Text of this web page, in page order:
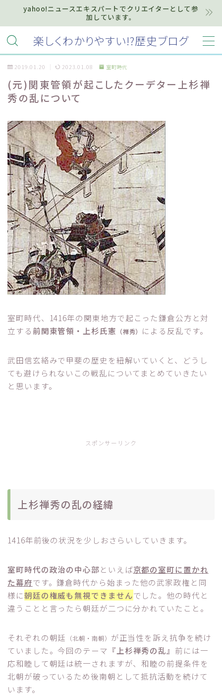
yahoo!ニュースエキスパートでクリエイターとして参
加しています。
楽しくわかりやすい!?歴史ブログ
MENU
ホーム
プライバシーポリシー
お知らせ『インフォメーション』
質問・お問い合わせ等はこちらまで
2019.01.20 2023.01.08 室町時代
(元)関東管領が起こしたクーデター上杉禅
秀の乱について
室町時代、1416年の関東地方で起こった鎌倉公方と対
立する 前関東管領・上杉氏憲 （禅秀） による反乱です。
武田信玄絡みで甲斐の歴史を紐解いていくと、どうし
ても避けられないこの戦乱についてまとめていきたい
と思います。
スポンサーリンク
上杉禅秀の乱の経緯
1416年前後の状況を少しおさらいしていきます。
室町時代の政治の中心部といえば京都の室町に置かれ
た幕府です。鎌倉時代から始まった他の武家政権と同
様に朝廷の権威も無視できませんでした。他の時代と
違うことと言ったら朝廷が二つに分かれていたこと。
それぞれの朝廷 （北朝・南朝） が正当性を訴え抗争を続け
ていました。今回のテーマ 『上杉禅秀の乱』 前には一
応和睦して朝廷は統一されますが、和睦の前提条件を
北朝が破っているため後南朝として抵抗活動を続けて
います。